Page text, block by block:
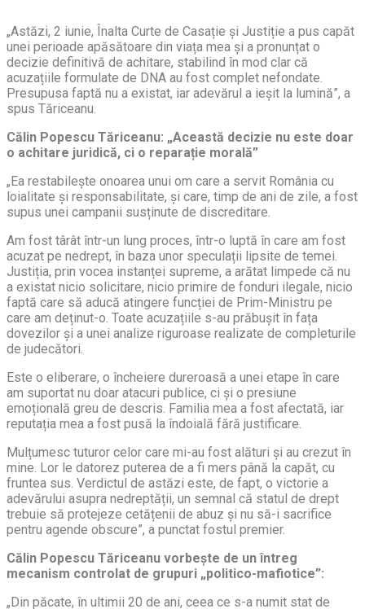
„Astăzi, 2 iunie, Înalta Curte de Casație și Justiție a pus capăt
unei perioade apăsătoare din viața mea și a pronunțat o
decizie definitivă de achitare, stabilind în mod clar că
acuzațiile formulate de DNA au fost complet nefondate.
Presupusa faptă nu a existat, iar adevărul a ieșit la lumină”, a
spus Tăriceanu.
Călin Popescu Tăriceanu: „Această decizie nu este doar
o achitare juridică, ci o reparație morală”
„Ea restabilește onoarea unui om care a servit România cu
loialitate și responsabilitate, și care, timp de ani de zile, a fost
supus unei campanii susținute de discreditare.
Am fost târât într-un lung proces, într-o luptă în care am fost
acuzat pe nedrept, în baza unor speculații lipsite de temei.
Justiția, prin vocea instanței supreme, a arătat limpede că nu
a existat nicio solicitare, nicio primire de fonduri ilegale, nicio
faptă care să aducă atingere funcției de Prim-Ministru pe
care am deținut-o. Toate acuzațiile s-au prăbușit în fața
dovezilor și a unei analize riguroase realizate de completurile
de judecători.
Este o eliberare, o încheiere dureroasă a unei etape în care
am suportat nu doar atacuri publice, ci și o presiune
emoțională greu de descris. Familia mea a fost afectată, iar
reputația mea a fost pusă la îndoială fără justificare.
Mulțumesc tuturor celor care mi-au fost alături și au crezut în
mine. Lor le datorez puterea de a fi mers până la capăt, cu
fruntea sus. Verdictul de astăzi este, de fapt, o victorie a
adevărului asupra nedreptății, un semnal că statul de drept
trebuie să protejeze cetățenii de abuz și nu să-i sacrifice
pentru agende obscure”, a punctat fostul premier.
Călin Popescu Tăriceanu vorbește de un întreg
mecanism controlat de grupuri „politico-mafiotice”:
„Din păcate, în ultimii 20 de ani, ceea ce s-a numit stat de